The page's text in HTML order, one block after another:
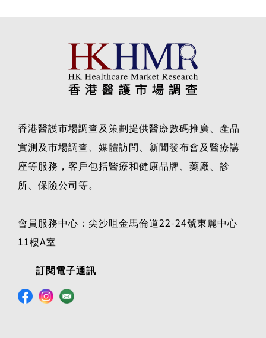
香港醫護市場調查及策劃提供醫療數碼推廣、產品
實測及市場調查、媒體訪問、新聞發布會及醫療講
座等服務，客戶包括醫療和健康品牌、藥廠、診
所、保險公司等。
會員服務中心：尖沙咀金馬倫道22-24號東麗中心
11樓A室
訂閱電子通訊